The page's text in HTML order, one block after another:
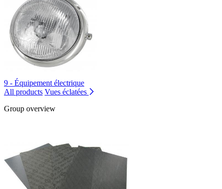
9 - Équipement électrique
All products Vues éclatées
Group overview